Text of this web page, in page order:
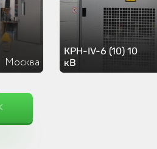
Москва
КРН-IV-6 (10) 10
кВ